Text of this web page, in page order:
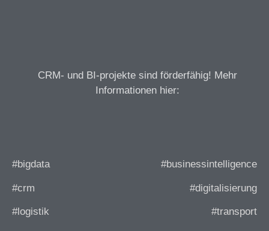
CRM- und BI-projekte sind förderfähig! Mehr
Informationen hier:
#bigdata #businessintelligence
#crm #digitalisierung
#logistik #transport